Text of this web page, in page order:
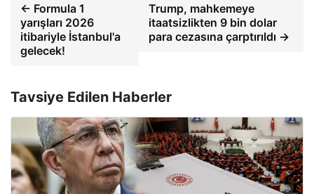
← Formula 1
yarışları 2026
itibariyle İstanbul'a
gelecek!
Trump, mahkemeye
itaatsizlikten 9 bin dolar
para cezasına çarptırıldı →
Tavsiye Edilen Haberler